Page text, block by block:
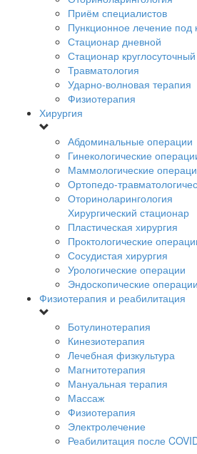
Приём специалистов
Пункционное лечение под
Стационар дневной
Стационар круглосуточный
Травматология
Ударно-волновая терапия
Физиотерапия
Хирургия
Абдоминальные операции
Гинекологические
Маммологические
Ортопедо-
Оториноларингология
Хирургический стационар
Пластическая хирургия
Проктологические
Сосудистая хирургия
Урологические операции
Эндоскопические операции
Физиотерапия и реабилитация
Ботулинотерапия
Кинезиотерапия
Лечебная физкультура
Магнитотерапия
Мануальная терапия
Массаж
Физиотерапия
Электролечение
Реабилитация после